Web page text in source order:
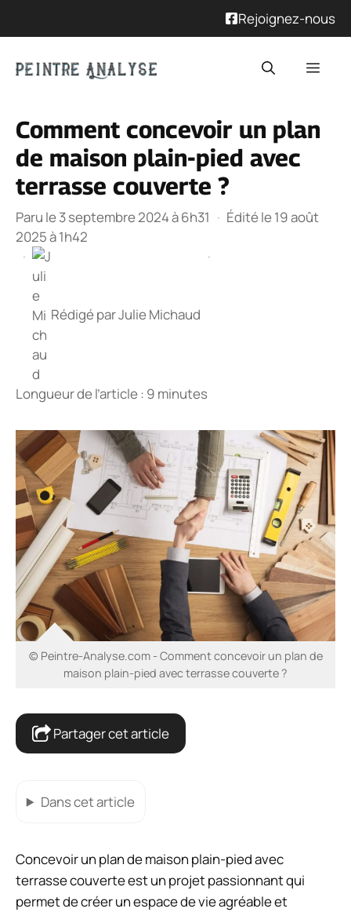
Rejoignez-nous
Comment concevoir un plan
de maison plain-pied avec
terrasse couverte ?
Paru le 3 septembre 2024 à 6h31 · Édité le 19 août
2025 à 1h42
·
Rédigé parJulie Michaud
·
Longueur de l’article : 9 minutes
© Peintre-Analyse.com - Comment concevoir un plan de
maison plain-pied avec terrasse couverte ?
Partager cet article
Dans cet article
Concevoir un plan de maison plain-pied avec
terrasse couverte est un projet passionnant qui
permet de créer un espace de vie agréable et